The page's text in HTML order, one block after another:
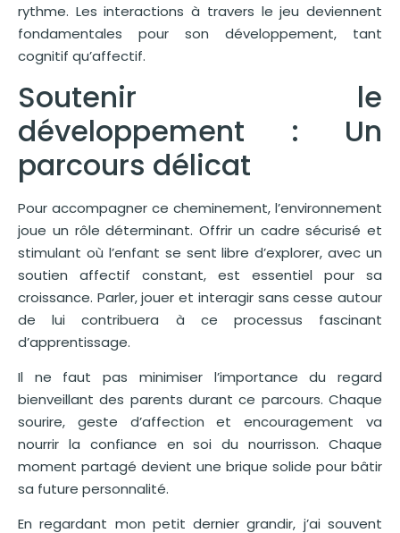
rythme. Les interactions à travers le jeu deviennent
fondamentales pour son développement, tant
cognitif qu’affectif.
Soutenir le
développement : Un
parcours délicat
Pour accompagner ce cheminement, l’environnement
joue un rôle déterminant. Offrir un cadre sécurisé et
stimulant où l’enfant se sent libre d’explorer, avec un
soutien affectif constant, est essentiel pour sa
croissance. Parler, jouer et interagir sans cesse autour
de lui contribuera à ce processus fascinant
d’apprentissage.
Il ne faut pas minimiser l’importance du regard
bienveillant des parents durant ce parcours. Chaque
sourire, geste d’affection et encouragement va
nourrir la confiance en soi du nourrisson. Chaque
moment partagé devient une brique solide pour bâtir
sa future personnalité.
En regardant mon petit dernier grandir, j’ai souvent